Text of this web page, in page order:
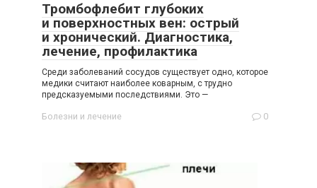
Тромбофлебит глубоких
и поверхностных вен: острый
и хронический. Диагностика,
лечение, профилактика
Среди заболеваний сосудов существует одно, которое
медики считают наиболее коварным, с трудно
предсказуемыми последствиями. Это —
Болезни и лечение 0